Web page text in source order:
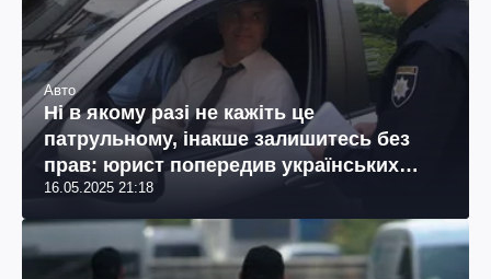
Авто
Ні в якому разі не кажіть це
патрульному, інакше залишитесь без
прав: юрист попередив українських
водіїв
16.05.2025 21:18